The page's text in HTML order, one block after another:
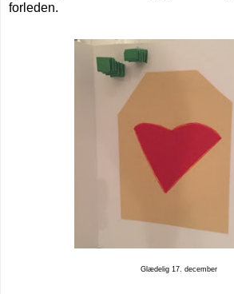
forleden.
Glædelig 17. december